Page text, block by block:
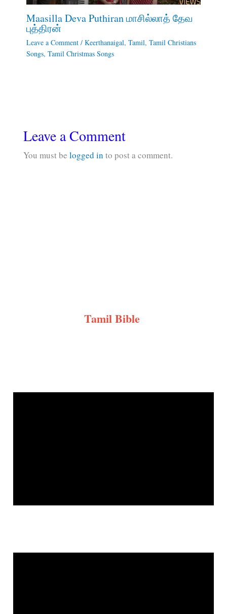
Maasilla Deva Puthiran மாசில்லாத் தேவ
புத்திரன்
Leave a Comment / Keerthanaigal, Tamil, Tamil Christians
Songs, Tamil Christmas Songs
Leave a Comment
You must be logged in to post a comment.
Tamil Bible